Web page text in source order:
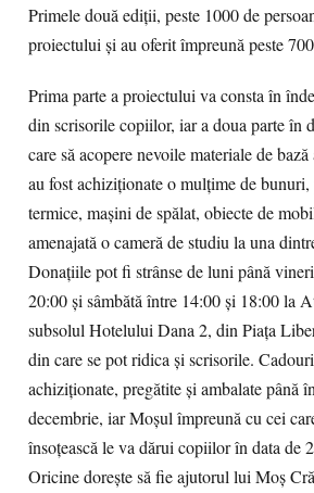
Primele două ediții, peste 1000 de
proiectului și au oferit împreună peste
Prima parte a proiectului va consta în
din scrisorile copiilor, iar a doua parte în
care să acopere nevoile materiale de
au fost achiziționate o mulțime de
termice, mașini de spălat, obiecte de
amenajată o cameră de studiu la una
Donațiile pot fi strânse de luni până
20:00 și sâmbătă între 14:00 și 18:00 la
subsolul Hotelului Dana 2, din Piața
din care se pot ridica și scrisorile.
achiziționate, pregătite și ambalate până
decembrie, iar Moșul împreună cu cei
însoțească le va dărui copiilor în data de
Oricine dorește să fie ajutorul lui Moș